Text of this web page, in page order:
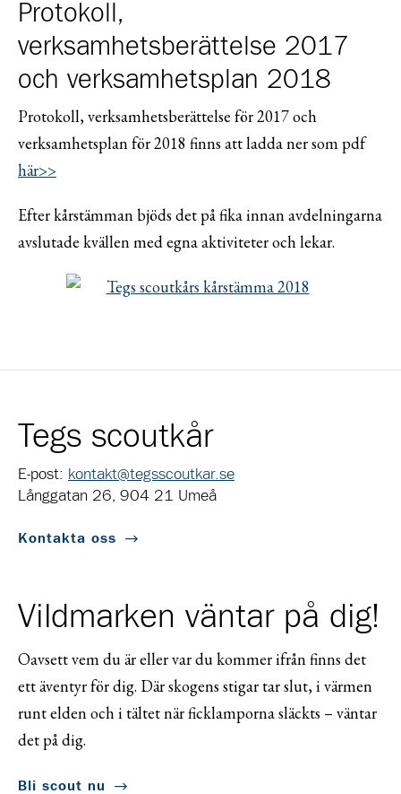
Protokoll,
verksamhetsberättelse 2017
och verksamhetsplan 2018
Protokoll, verksamhetsberättelse för 2017 och
verksamhetsplan för 2018 finns att ladda ner som pdf
här>>
Efter kårstämman bjöds det på fika innan avdelningarna
avslutade kvällen med egna aktiviteter och lekar.
Tegs scoutkår
E-post: kontakt@tegsscoutkar.se
Långgatan 26, 904 21 Umeå
Kontakta oss
Vildmarken väntar på dig!
Oavsett vem du är eller var du kommer ifrån finns det
ett äventyr för dig. Där skogens stigar tar slut, i värmen
runt elden och i tältet när ficklamporna släckts – väntar
det på dig.
Bli scout nu